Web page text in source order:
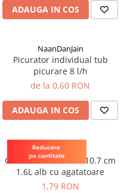
ADAUGA IN COS
NaanDanJain
Picurator individual tub
picurare 8 l/h
de la 0,60 RON
ADAUGA IN COS
Teku
Ghiveci rotund 17 x 10.7 cm
1.6L alb cu agatatoare
1,79 RON